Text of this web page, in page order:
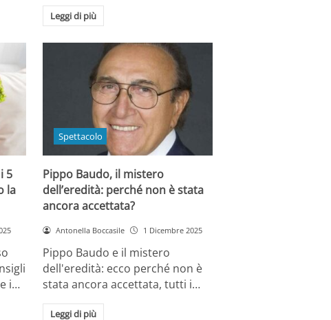
Leggi di più
5
la
i…
Spettacolo
Pippo Baudo, il mistero
dell’eredità: perché non è stata
ancora accettata?
Antonella Boccasile 1 Dicembre 2025
Pippo Baudo e il mistero
dell'eredità: ecco perché non è
stata ancora accettata, tutti i…
Leggi di più